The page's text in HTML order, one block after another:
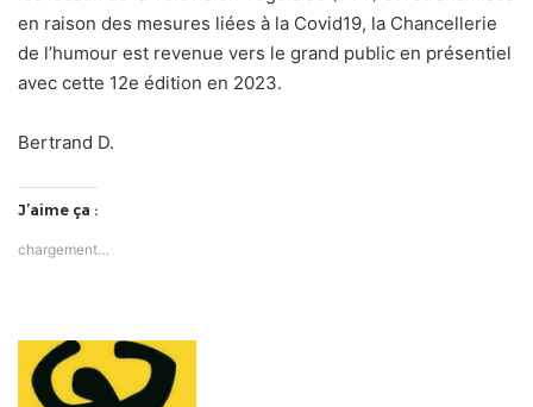
en raison des mesures liées à la Covid19, la Chancellerie
de l’humour est revenue vers le grand public en présentiel
avec cette 12e édition en 2023.
Bertrand D.
J’aime ça :
chargement…